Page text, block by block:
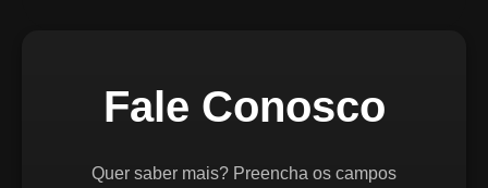
Fale Conosco
Quer saber mais? Preencha os campos